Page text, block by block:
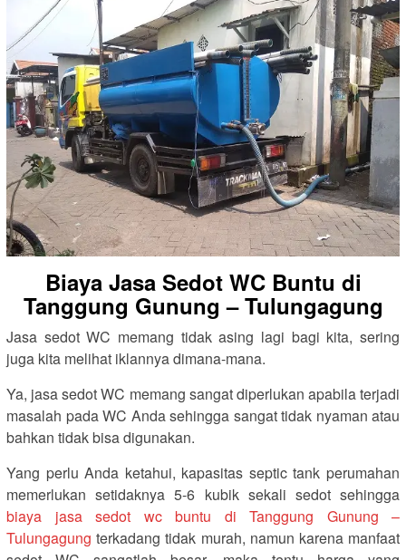
Biaya Jasa Sedot WC Buntu di
Tanggung Gunung – Tulungagung
Jasa sedot WC memang tidak asing lagi bagi kita, sering
juga kita melihat iklannya dimana-mana.
Ya, jasa sedot WC memang sangat diperlukan apabila terjadi
masalah pada WC Anda sehingga sangat tidak nyaman atau
bahkan tidak bisa digunakan.
Yang perlu Anda ketahui, kapasitas septic tank perumahan
memerlukan setidaknya 5-6 kubik sekali sedot sehingga
biaya jasa sedot wc buntu di Tanggung Gunung –
Tulungagung terkadang tidak murah, namun karena manfaat